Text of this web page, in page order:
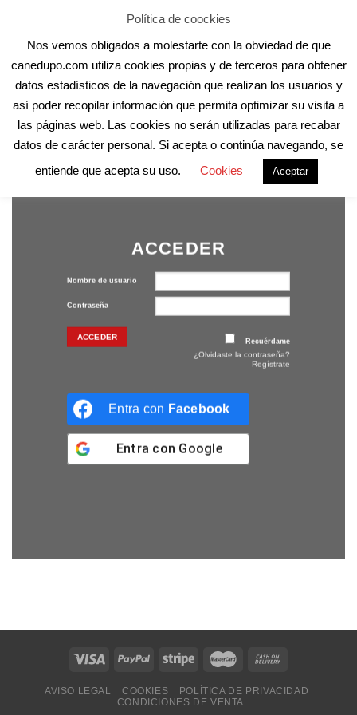
content
Aula Online Contacto Registro
ACCEDER
Nombre de usuario
Contraseña
Recuérdame
¿Olvidaste la contraseña?
Regístrate
Entra con Facebook
Entra con Google
AVISO LEGAL COOKIES
POLÍTICA DE PRIVACIDAD
CONDICIONES DE VENTA
Política de coockies
Nos vemos obligados a molestarte con la obviedad de que
canedupo.com utiliza cookies propias y de terceros para obtener
datos estadísticos de la navegación que realizan los usuarios y
así poder recopilar información que permita optimizar su visita a
las páginas web. Las cookies no serán utilizadas para recabar
datos de carácter personal. Si acepta o continúa navegando, se
entiende que acepta su uso.
Cookies Aceptar